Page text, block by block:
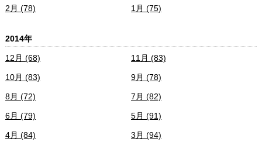
2月 (78) 1月 (75)
2014年
12月 (68) 11月 (83)
10月 (83) 9月 (78)
8月 (72) 7月 (82)
6月 (79) 5月 (91)
4月 (84) 3月 (94)